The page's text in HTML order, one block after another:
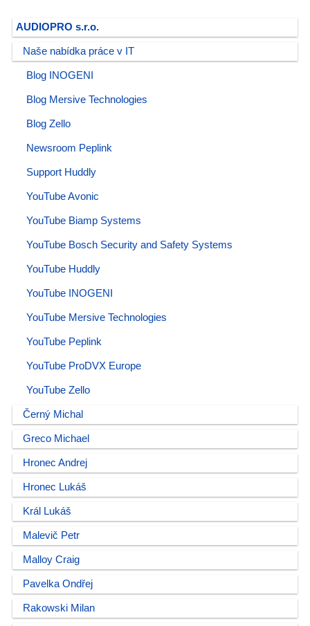
AUDIOPRO s.r.o.
Naše nabídka práce v IT
Blog INOGENI
Blog Mersive Technologies
Blog Zello
Newsroom Peplink
Support Huddly
YouTube Avonic
YouTube Biamp Systems
YouTube Bosch Security and Safety Systems
YouTube Huddly
YouTube INOGENI
YouTube Mersive Technologies
YouTube Peplink
YouTube ProDVX Europe
YouTube Zello
Černý Michal
Greco Michael
Hronec Andrej
Hronec Lukáš
Král Lukáš
Malevič Petr
Malloy Craig
Pavelka Ondřej
Rakowski Milan